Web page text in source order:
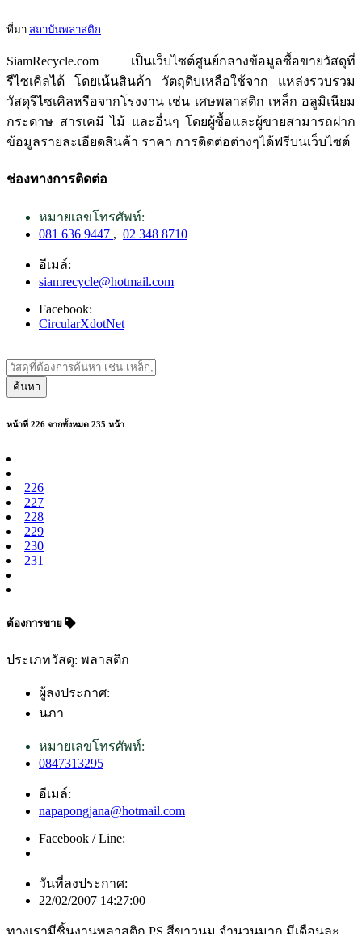
ที่มา สถาบันพลาสติก
SiamRecycle.com เป็นเว็บไซต์ศูนย์กลางข้อมูลซื้อขายวัสดุที่
รีไซเคิลได้ โดยเน้นสินค้า วัตถุดิบเหลือใช้จาก แหล่งรวบรวม
วัสดุรีไซเคิลหรือจากโรงงาน เช่น เศษพลาสติก เหล็ก อลูมิเนียม
กระดาษ สารเคมี ไม้ และอื่นๆ โดยผู้ซื้อและผู้ขายสามารถฝาก
ข้อมูลรายละเอียดสินค้า ราคา การติดต่อต่างๆได้ฟรีบนเว็บไซต์
ช่องทางการติดต่อ
หมายเลขโทรศัพท์:
081 636 9447 , 02 348 8710
อีเมล์:
siamrecycle@hotmail.com
Facebook:
CircularXdotNet
ค้นหา
หน้าที่ 226 จากทั้งหมด 235 หน้า
226
227
228
229
230
231
ต้องการขาย
ประเภทวัสดุ: พลาสติก
ผู้ลงประกาศ:
นภา
หมายเลขโทรศัพท์:
0847313295
อีเมล์:
napapongjana@hotmail.com
Facebook / Line:
วันที่ลงประกาศ:
22/02/2007 14:27:00
ทางเรามีชิ้นงานพลาสติก PS สีขาวนม จำนวนมาก มีเดือนละ